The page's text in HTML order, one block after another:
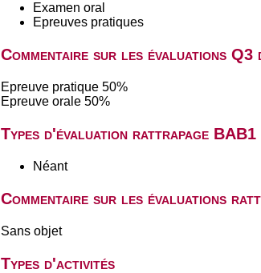
Examen oral
Epreuves pratiques
Commentaire sur les évaluations Q3
Epreuve pratique 50%
Epreuve orale 50%
Types d'évaluation rattrapage
Néant
Commentaire sur les évaluations
Sans objet
Types d'activités